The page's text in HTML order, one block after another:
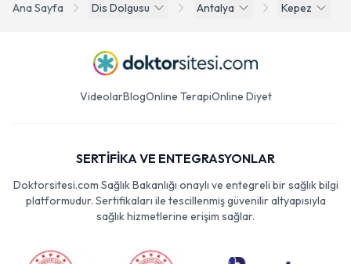
Ana Sayfa Dis Dolgusu Antalya Kepez
VideolarBlogOnline TerapiOnline Diyet
SERTİFİKA VE ENTEGRASYONLAR
Doktorsitesi.com Sağlık Bakanlığı onaylı ve entegreli bir sağlık bilgi
platformudur. Sertifikaları ile tescillenmiş güvenilir altyapısıyla
sağlık hizmetlerine erişim sağlar.